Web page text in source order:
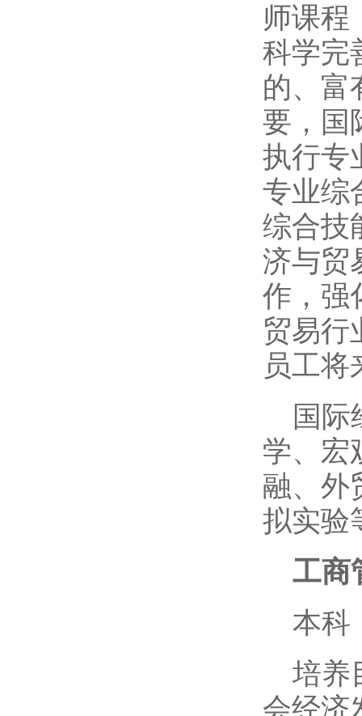
师课程
科学完
的、富
要，国
执行专
专业综
综合技
济与贸
作，强
贸易行
员工
国际
学、宏
融、外
拟实验
工商
本科
培养
会经济